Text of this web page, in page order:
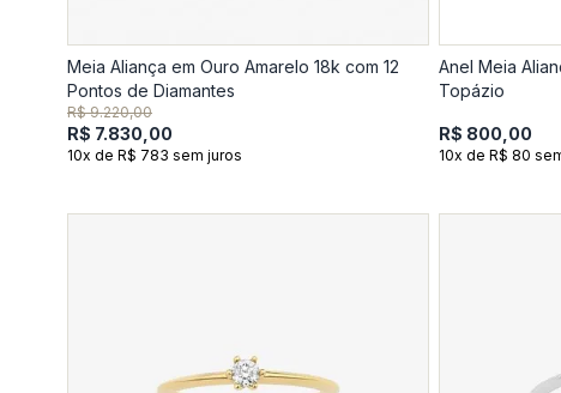
Meia Aliança em Ouro Amarelo 18k com 12
Pontos de Diamantes
R$ 9.220,00
R$ 7.830,00
10x de R$ 783 sem juros
Anel Meia
Topázio
R$ 800,00
10x de R$ 80